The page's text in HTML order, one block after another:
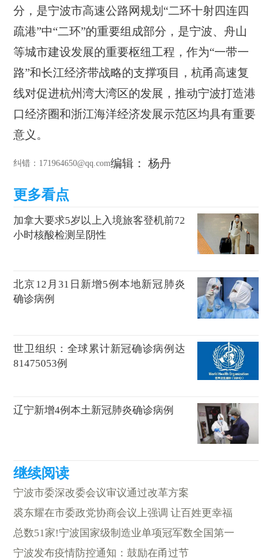
分，是宁波市高速公路网规划“二环十射四连四
疏港”中“二环”的重要组成部分，是宁波、舟山
等城市建设发展的重要枢纽工程，作为“一带一
路”和长江经济带战略的支撑项目，杭甬高速复
线对促进杭州湾大湾区的发展，推动宁波打造港
口经济圈和浙江海洋经济发展示范区均具有重要
意义。
纠错 ：171964650@qq.com编辑： 杨丹
加拿大要求5岁以上入境旅客登机前72
小时核酸检测呈阴性
北京12月31日新增5例本地新冠肺炎
确诊病例
世卫组织：全球累计新冠确诊病例达
81475053例
辽宁新增4例本土新冠肺炎确诊病例
宁波市委深改委会议审议通过改革方案
裘东耀在市委政党协商会议上强调 让百姓更幸福
总数51家!宁波国家级制造业单项冠军数全国第一
宁波发布疫情防控通知：鼓励在甬过节